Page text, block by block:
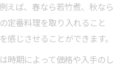
えば、春なら若竹煮、秋なら
定番料理を取り入れること
感じさせることができます。
時期によって価格や入手のし